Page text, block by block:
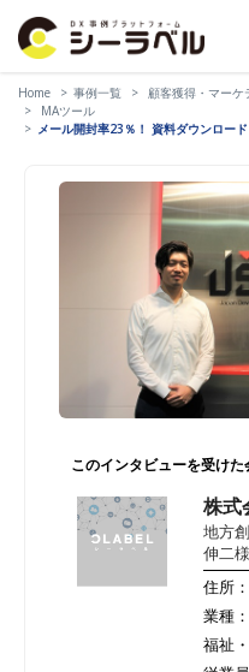
Home 事例一覧 顧客獲得・マーケ
MAツール
メール開封率23％！ 資料ダウンロー
このインタビューを受けた
株式
地方
伸二様
住所
業種
福祉